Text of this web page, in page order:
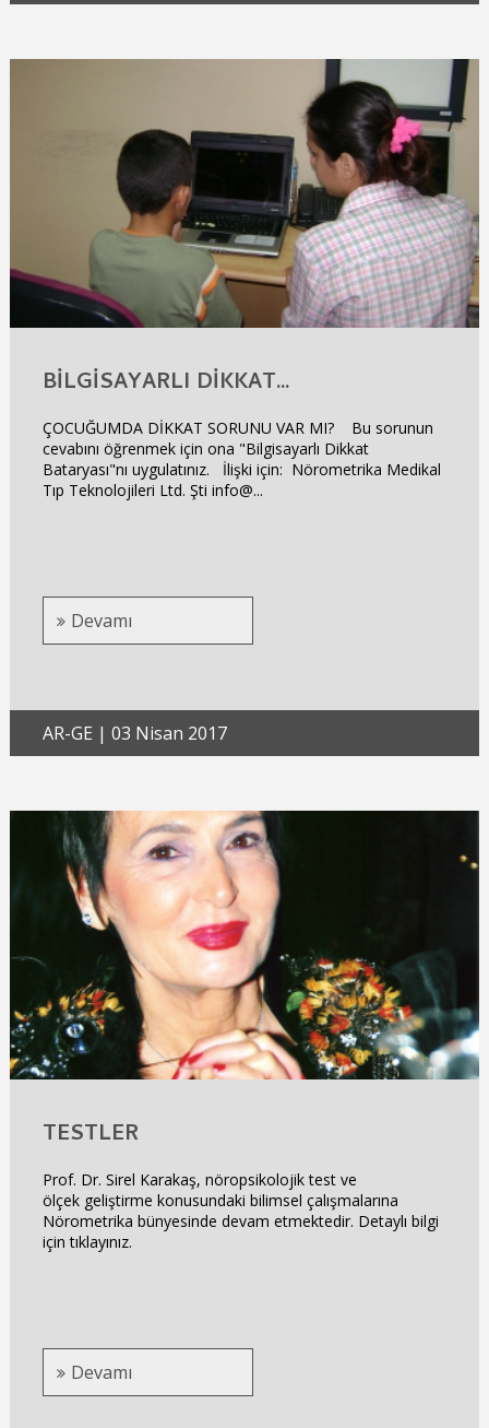
BILGISAYARLI DIKKAT...
ÇOCUĞUMDA DİKKAT SORUNU VAR MI? Bu sorunun
cevabını öğrenmek için ona "Bilgisayarlı Dikkat
Bataryası"nı uygulatınız. İlişki için: Nörometrika Medikal
Tıp Teknolojileri Ltd. Şti info@...
Devamı
AR-GE | 03 Nisan 2017
TESTLER
Prof. Dr. Sirel Karakaş, nöropsikolojik test ve
ölçek geliştirme konusundaki bilimsel çalışmalarına
Nörometrika bünyesinde devam etmektedir. Detaylı bilgi
için tıklayınız.
Devamı